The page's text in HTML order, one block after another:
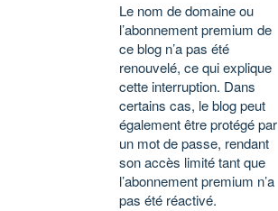
Le nom de domaine ou
l’abonnement premium de
ce blog n’a pas été
renouvelé, ce qui explique
cette interruption. Dans
certains cas, le blog peut
également être protégé par
un mot de passe, rendant
son accès limité tant que
l’abonnement premium n’a
pas été réactivé.